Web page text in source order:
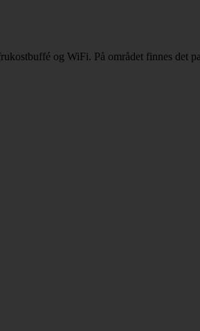
og WiFi. På området finnes det